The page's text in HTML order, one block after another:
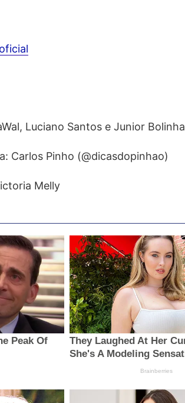
Luciano Santos e Junior Bolinha
Carlos Pinho (@dicasdopinhao)
Melly